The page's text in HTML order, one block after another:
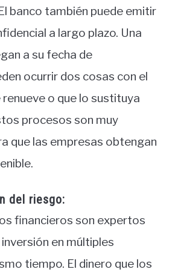
banco también puede emitir
a largo plazo. Una
a su fecha de
ocurrir dos cosas con el
o que lo sustituya
procesos son muy
que las empresas obtengan
del riesgo:
financieros son expertos
en múltiples
tiempo. El dinero que los